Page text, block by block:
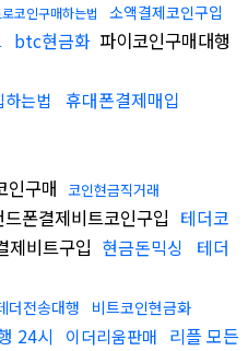
코인구매하는법 소액결제코인구입
btc현금화 파이코인구매대행
하는법 휴대폰결제매입
인구매 코인현금직거래
드폰결제비트코인구입 테더코
제비트구입 현금돈믹싱
테더
더전송대행 비트코인현금화
24시 이더리움판매
리플 모든